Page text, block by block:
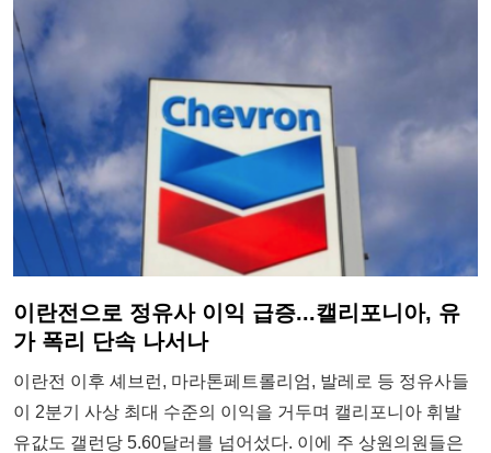
이란전으로 정유사 이익 급증...캘리포니아, 유
가 폭리 단속 나서나
이란전 이후 셰브런, 마라톤페트롤리엄, 발레로 등 정유사들
이 2분기 사상 최대 수준의 이익을 거두며 캘리포니아 휘발
유값도 갤런당 5.60달러를 넘어섰다. 이에 주 상원의원들은